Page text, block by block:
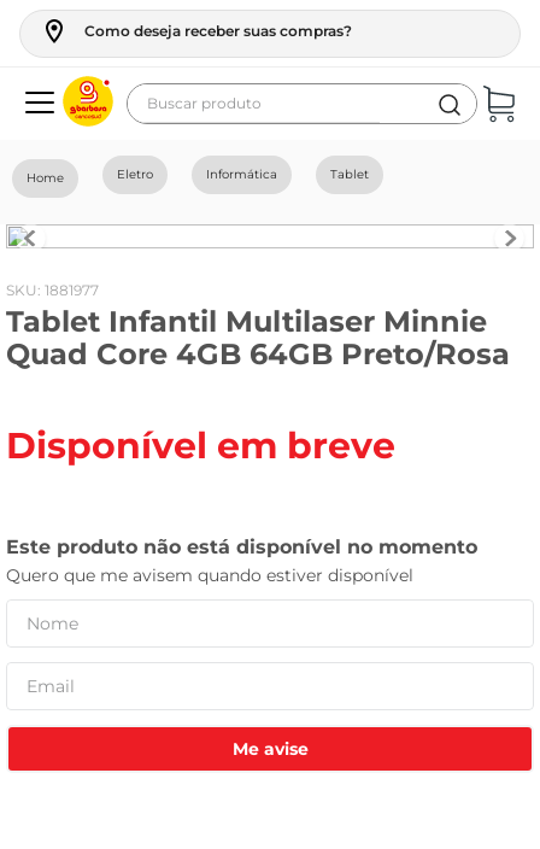
Como deseja receber suas compras?
Buscar produto
Eletro Informática Tablet
: 1881977
Tablet Infantil Multilaser Minnie
Quad Core 4GB 64GB Preto/Rosa
Disponível em breve
Me avise
geladeira
fogao
café
cerveja
vinho
leite pó